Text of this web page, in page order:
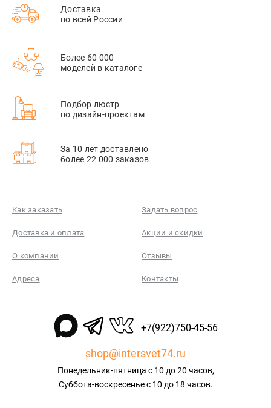
Доставка
по всей России
Более 60 000
моделей в каталоге
Подбор люстр
по дизайн-проектам
За 10 лет доставлено
более 22 000 заказов
Как заказать Задать вопрос
Доставка и оплата Акции и скидки
О компании Отзывы
Адреса Контакты
+7(922)750-45-56
shop@intersvet74.ru
Понедельник-пятница с 10 до 20 часов,
Суббота-воскресенье с 10 до 18 часов.